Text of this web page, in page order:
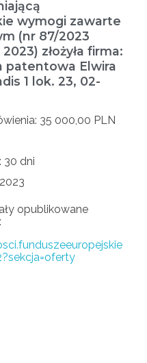
wymogi zawarte
(nr 87/2023
złożyła firma:
patentowa Elwira
1 lok. 23, 02-
35 000,00 PLN
30 dni
opublikowane